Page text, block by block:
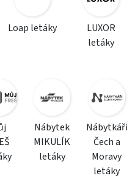
Loap letáky
LUXOR
letáky
Nábytek
MIKULÍK
letáky
Nábytkáři
Čech a
Moravy
letáky